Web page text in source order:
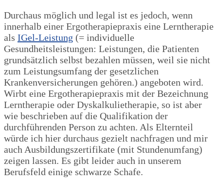
Durchaus möglich und legal ist es jedoch, wenn
innerhalb einer Ergotherapiepraxis eine Lerntherapie
als IGel-Leistung (= individuelle
Gesundheitsleistungen: Leistungen, die Patienten
grundsätzlich selbst bezahlen müssen, weil sie nicht
zum Leistungsumfang der gesetzlichen
Krankenversicherungen gehören.) angeboten wird.
Wirbt eine Ergotherapiepraxis mit der Bezeichnung
Lerntherapie oder Dyskalkulietherapie, so ist aber
wie beschrieben auf die Qualifikation der
durchführenden Person zu achten. Als Elternteil
würde ich hier durchaus gezielt nachfragen und mir
auch Ausbildungszertifikate (mit Stundenumfang)
zeigen lassen. Es gibt leider auch in unserem
Berufsfeld einige schwarze Schafe.